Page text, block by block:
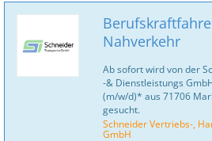
Nahverkehr
Ab sofort wird von der
-& Dienstleistungs
(m/w/d)* aus 71706
gesucht.
Schneider Vertriebs-,
GmbH